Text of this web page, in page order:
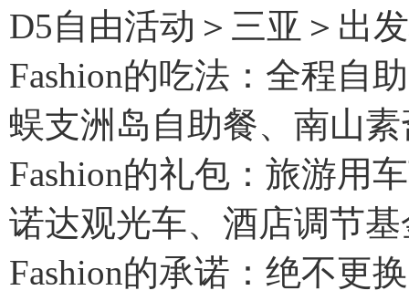
D5自由活动＞三亚＞出
Fashion的吃法：全程自
蜈支洲岛自助餐、南山
Fashion的礼包：旅游用
诺达观光车、酒店调节
Fashion的承诺：绝不更